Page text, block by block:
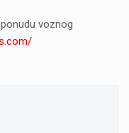
voznog